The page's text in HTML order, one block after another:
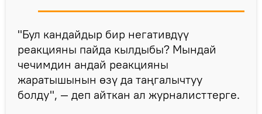
"Бул кандайдыр бир негативдүү
реакцияны пайда кылдыбы? Мындай
чечимдин андай реакцияны
жаратышынын өзү да таңгалычтуу
болду", — деп айткан ал журналисттерге.